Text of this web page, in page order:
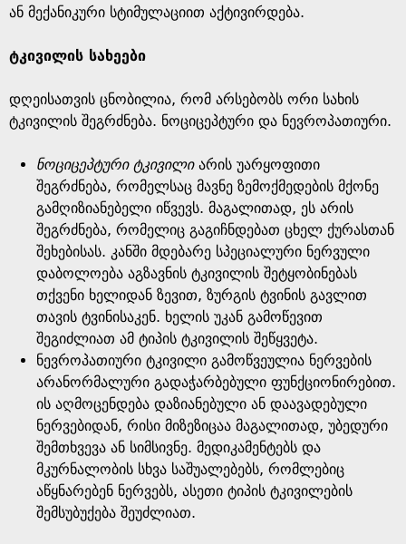
ან მექანიკური სტიმულაციით აქტივირდება.
ტკივილის სახეები
დღეისათვის ცნობილია, რომ არსებობს ორი სახის
ტკივილის შეგრძნება. ნოციცეპტური და ნევროპათიური.
ნოციცეპტური ტკივილიარის უარყოფითი
შეგრძნება, რომელსაც მავნე ზემოქმედების მქონე
გამღიზიანებელი იწვევს. მაგალითად, ეს არის
შეგრძნება, რომელიც გაგიჩნდებათ ცხელ ქურასთან
შეხებისას. კანში მდებარე სპეციალური ნერვული
დაბოლოება აგზავნის ტკივილის შეტყობინებას
თქვენი ხელიდან ზევით, ზურგის ტვინის გავლით
თავის ტვინისაკენ. ხელის უკან გამოწევით
შეგიძლიათ ამ ტიპის ტკივილის შეწყვეტა.
ნევროპათიური ტკივილი გამოწვეულია ნერვების
არანორმალური გადაჭარბებული ფუნქციონირებით.
ის აღმოცენდება დაზიანებული ან დაავადებული
ნერვებიდან, რისი მიზეზიცაა მაგალითად, უბედური
შემთხვევა ან სიმსივნე. მედიკამენტებს და
მკურნალობის სხვა საშუალებებს, რომლებიც
აწყნარებენ ნერვებს, ასეთი ტიპის ტკივილების
შემსუბუქება შეუძლიათ.